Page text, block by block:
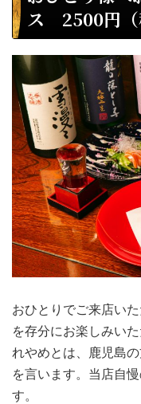
ス 2500円（
おひとりでご来店い
を存分にお楽しみい
れやめとは、鹿児島
を言います。当店自
す。